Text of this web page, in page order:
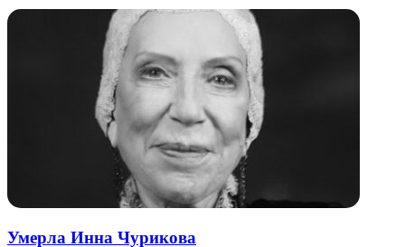
Умерла Инна Чурикова